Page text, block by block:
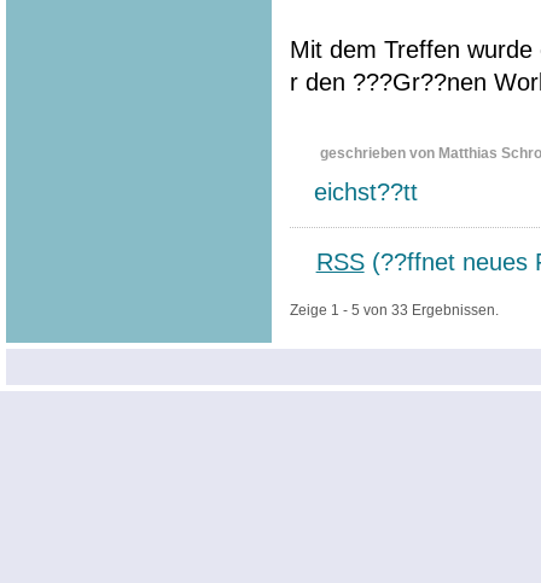
Mit dem Treffen
r den ???Gr??nen
geschrieben von Matthias
eichst??tt
RSS (??ffnet neues
Zeige 1 - 5 von 33 Ergebnissen.